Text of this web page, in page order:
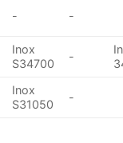
- -
Inox
S34700
-
Inox
S31050
-